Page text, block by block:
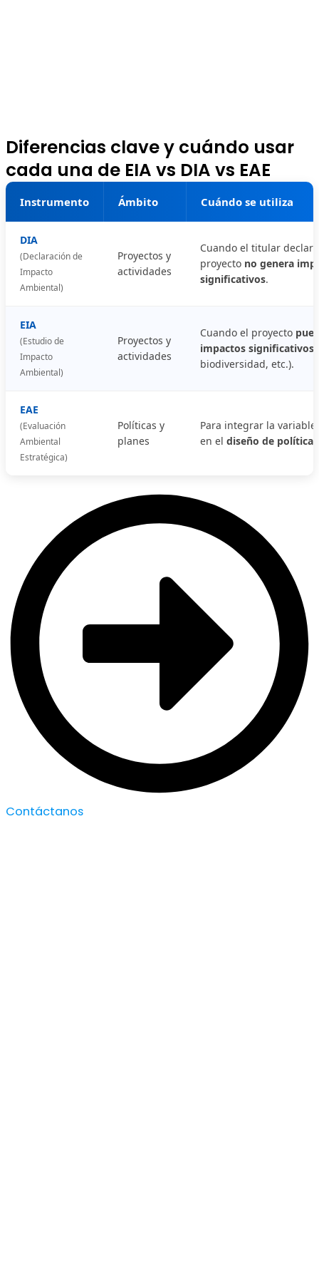
Diferencias clave y cuándo usar
cada una de EIA vs DIA vs EAE
Instrumento Ámbito Cuándo se utiliza
DIA
(Declaración de
Impacto
Ambiental)
Proyectos y
actividades
Cuando el titular
proyecto no genera
significativos.
EIA
(Estudio de
Impacto
Ambiental)
Proyectos y
actividades
Cuando el proyecto
impactos significativos
biodiversidad, etc.).
EAE
(Evaluación
Ambiental
Estratégica)
Políticas y
planes
Para integrar la
en el diseño de políticas
Contáctanos